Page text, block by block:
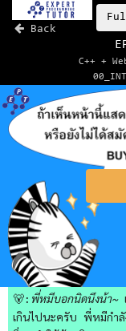
Back
C++ +
🐻: พี่หมีบอกนิดนึงน้า~
เกินไปนะครับ พี่หมีกำลั